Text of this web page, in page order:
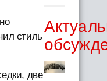
стиль
две